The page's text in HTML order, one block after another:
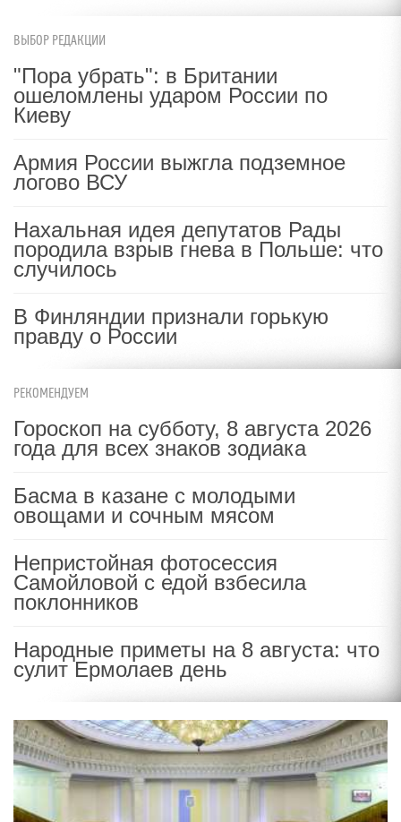
ВЫБОР РЕДАКЦИИ
"Пора убрать": в Британии
ошеломлены ударом России по
Киеву
Армия России выжгла подземное
логово ВСУ
Нахальная идея депутатов Рады
породила взрыв гнева в Польше: что
случилось
В Финляндии признали горькую
правду о России
РЕКОМЕНДУЕМ
Гороскоп на субботу, 8 августа 2026
года для всех знаков зодиака
Басма в казане с молодыми
овощами и сочным мясом
Непристойная фотосессия
Самойловой с едой взбесила
поклонников
Народные приметы на 8 августа: что
сулит Ермолаев день